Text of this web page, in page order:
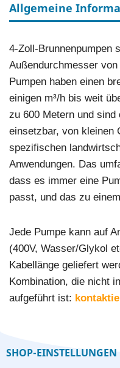
Allgemeine
4-Zoll-Brunnenpumpen
Außendurchmesser
Pumpen haben einen
einigen m³/h bis weit
zu 600 Metern und sind
einsetzbar, von kleinen
spezifischen
Anwendungen. Das
dass es immer eine
passt, und das zu
Jede Pumpe kann auf
(400V, Wasser/Glykol
Kabellänge geliefert
Kombination, die nicht
aufgeführt ist:
SHOP-EINSTELLUNGEN